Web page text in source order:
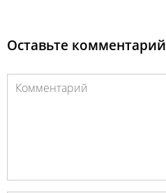
Оставьте комментарий